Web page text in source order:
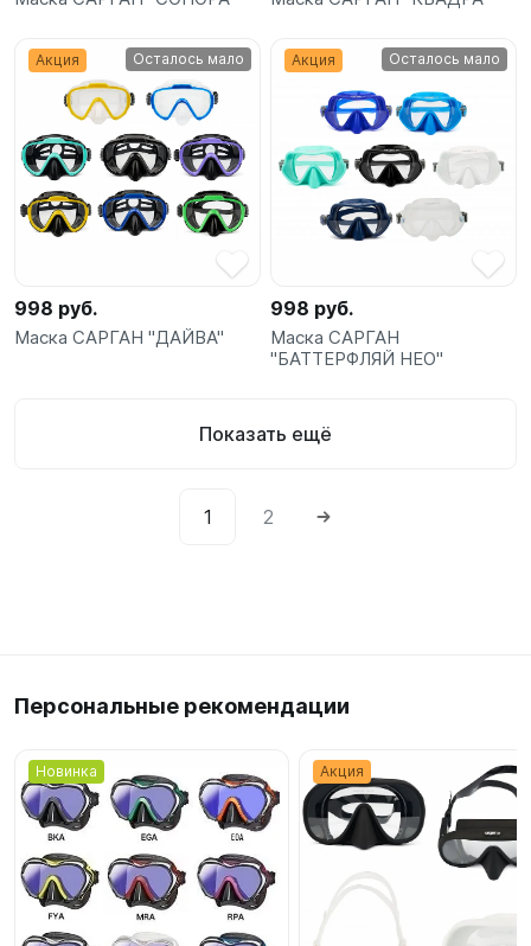
Акция Осталось мало
998 руб.
Маска САРГАН "ДАЙВА"
Акция Осталось мало
998 руб.
Маска САРГАН
"БАТТЕРФЛЯЙ НЕО"
Показать ещё
1 2
Персональные рекомендации
Новинка Акция